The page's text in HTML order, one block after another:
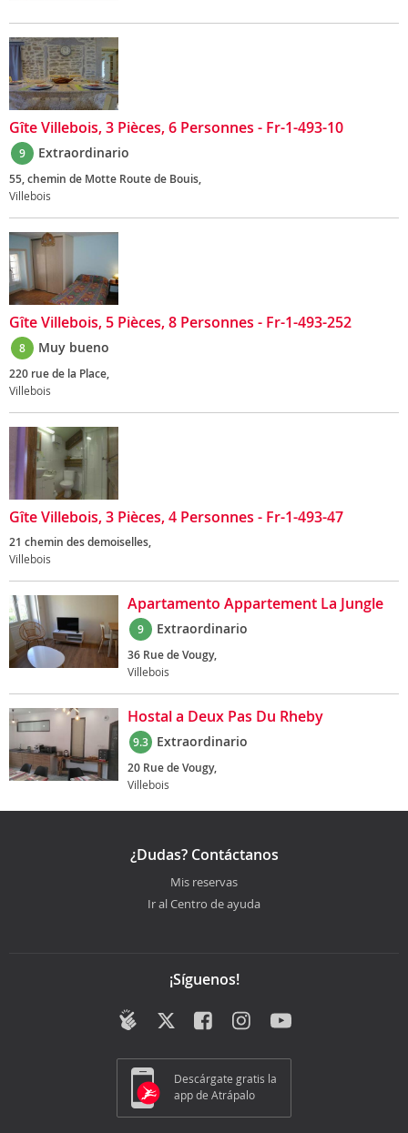
Gîte Villebois, 3 Pièces, 6 Personnes - Fr-1-493-10
9 Extraordinario
55, chemin de Motte Route de Bouis,
Villebois
Gîte Villebois, 5 Pièces, 8 Personnes - Fr-1-493-252
8 Muy bueno
220 rue de la Place,
Villebois
Gîte Villebois, 3 Pièces, 4 Personnes - Fr-1-493-47
21 chemin des demoiselles,
Villebois
Apartamento Appartement La Jungle
9 Extraordinario
36 Rue de Vougy,
Villebois
Hostal a Deux Pas Du Rheby
9.3 Extraordinario
20 Rue de Vougy,
Villebois
¿Dudas? Contáctanos
Mis reservas
Ir al Centro de ayuda
¡Síguenos!
Descárgate gratis la
app de Atrápalo